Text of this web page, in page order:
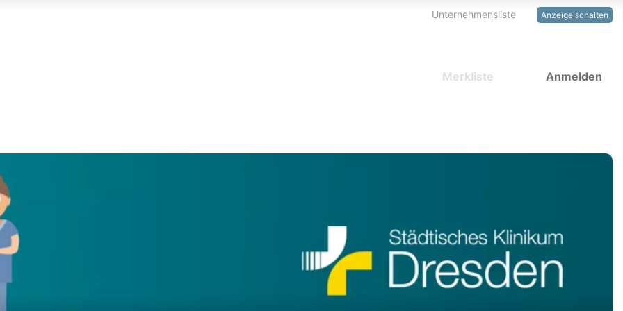
Anzeige schalten
Unternehmensliste
Anmelden
Merkliste